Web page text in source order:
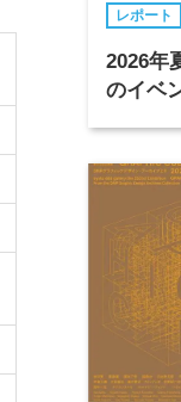
レポート
2026年
のイベ